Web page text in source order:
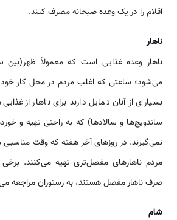
اقلام را در یک وعده صبحانه مصرف کنند.
ناهار
می‌شود؛ ساعتی که اغلب مردم در محل کار خود
بسیاری از آنان تمایل دارند برای ناهار از
ساندویچ‌ها و سالادها) که به راحتی تهیه و
نمی‌گیرند. در روزهای آخر هفته که وقت مناسبی
مردم ناهارهای مفصل‌تری تهیه می‌کنند. برخی
صرف ناهار مفصل هستند، به رستوران مراجعه
شام